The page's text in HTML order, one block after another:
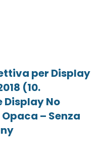
per Display
(10.
Display No
– Senza